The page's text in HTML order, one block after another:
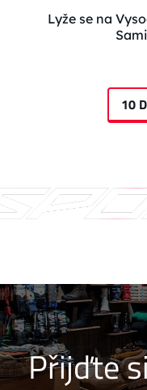
Lyže se na
10
Přijďte